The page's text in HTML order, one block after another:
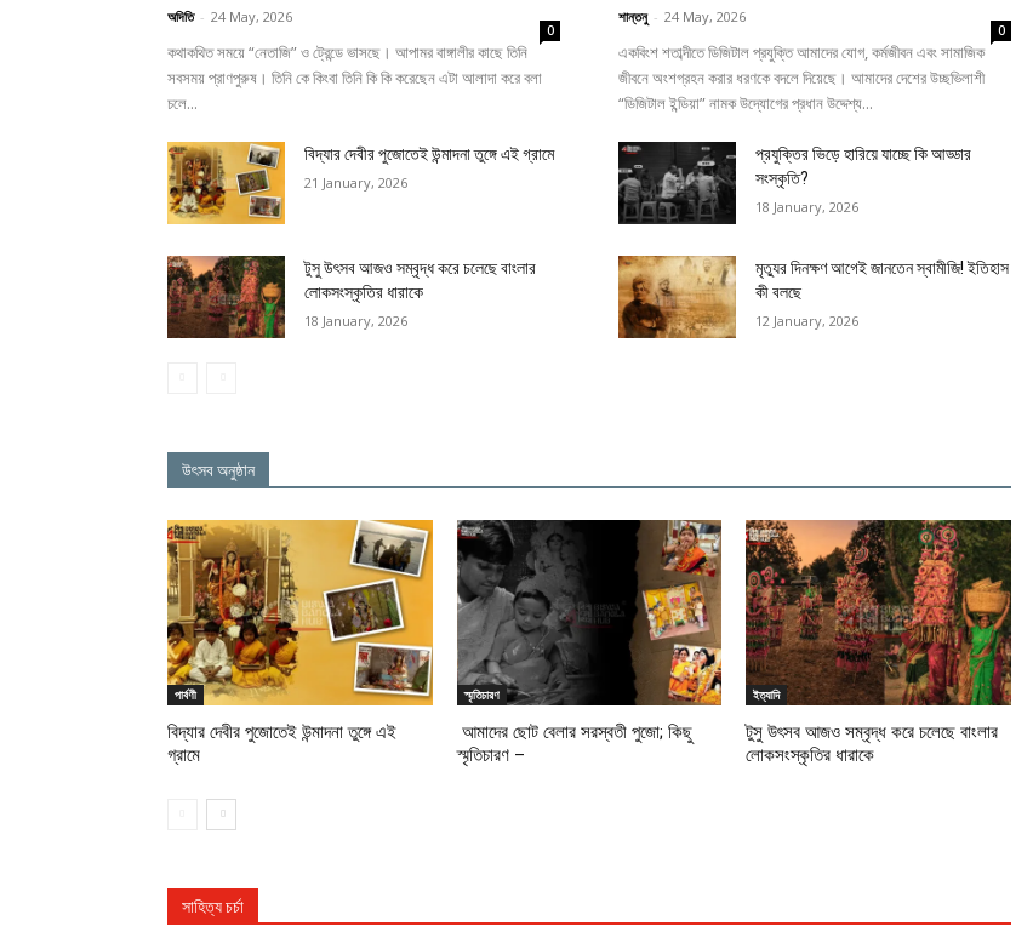
অদিতি - 24 May, 2026
0
কথাকথিত সময়ে “নেতাজি” ও ট্রেন্ডে ভাসছে। আপামর বাঙ্গালীর কাছে তিনি
সবসময় প্রাণপুরুষ। তিনি কে কিংবা তিনি কি কি করেছেন এটা আলাদা করে বলা
চলে...
শান্তনু - 24 May, 2026
0
একবিংশ শতাব্দীতে ডিজিটাল প্রযুক্তি আমাদের যোগ, কর্মজীবন এবং সামাজিক
জীবনে অংশগ্রহন করার ধরণকে বদলে দিয়েছে। আমাদের দেশের উচ্ছভিলাশী
“ডিজিটাল ইন্ডিয়া” নামক উদ্যোগের প্রধান উদ্দেশ্য...
বিদ্যার দেবীর পুজোতেই উন্মাদনা তুঙ্গে এই গ্রামে
21 January, 2026
প্রযুক্তির ভিড়ে হারিয়ে যাচ্ছে কি আড্ডার
সংস্কৃতি?
18 January, 2026
টুসু উৎসব আজও সম্বৃদ্ধ করে চলেছে বাংলার
লোকসংস্কৃতির ধারাকে
18 January, 2026
মৃত্যুর দিনক্ষণ আগেই জানতেন স্বামীজি! ইতিহাস
কী বলছে
12 January, 2026
উৎসব অনুষ্ঠান
পার্বণী
বিদ্যার দেবীর পুজোতেই উন্মাদনা তুঙ্গে এই
গ্রামে
স্মৃতিচারণ
আমাদের ছোট বেলার সরস্বতী পুজো; কিছু
স্মৃতিচারণ –
ইত্যাদি
টুসু উৎসব আজও সম্বৃদ্ধ করে চলেছে বাংলার
লোকসংস্কৃতির ধারাকে
সাহিত্য চর্চা